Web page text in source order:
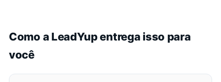
Como a LeadYup entrega isso para
você